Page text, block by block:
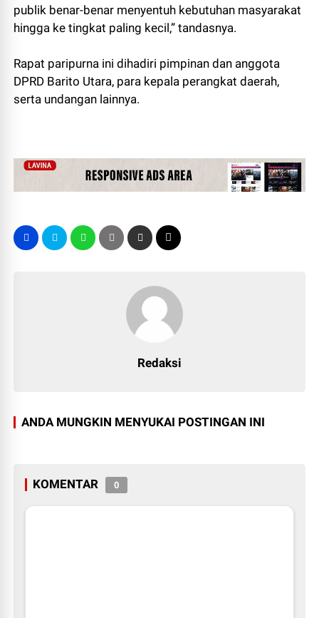
publik benar-benar menyentuh kebutuhan masyarakat
hingga ke tingkat paling kecil,” tandasnya.
Rapat paripurna ini dihadiri pimpinan dan anggota
DPRD Barito Utara, para kepala perangkat daerah,
serta undangan lainnya.
Redaksi
ANDA MUNGKIN MENYUKAI POSTINGAN INI
KOMENTAR 0